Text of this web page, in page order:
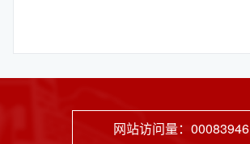
网站访问量： 00083946